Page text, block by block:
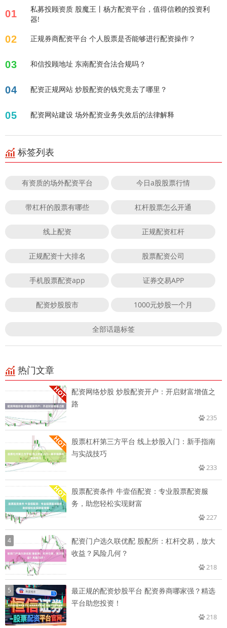
01
私募投顾资质 股魔王丨杨方配资平台，值得信赖的投资利
器!
02 正规券商配资平台 个人股票是否能够进行配资操作？
03 和信投顾地址 东南配资合法合规吗？
04 配资正规网站 炒股配资的钱究竟去了哪里？
05 配资网站建设 场外配资业务失效后的法律解释
标签列表
有资质的场外配资平台 今日a股股票行情
带杠杆的股票有哪些 杠杆股票怎么开通
线上配资 正规配资杠杆
正规配资十大排名 股票配资公司
手机股票配资app 证券交易APP
配资炒股股市 1000元炒股一个月
全部话题标签
热门文章
配资网络炒股 炒股配资开户：开启财富增值之
路
235
股票杠杆第三方平台 线上炒股入门：新手指南
与实战技巧
233
股票配资条件 牛壹佰配资：专业股票配资服
务，助您轻松实现财富
227
4
配资门户选久联优配 股配所：杠杆交易，放大
收益？风险几何？
218
5
最正规的配资炒股平台 配资券商哪家强？精选
平台助您投资！
218